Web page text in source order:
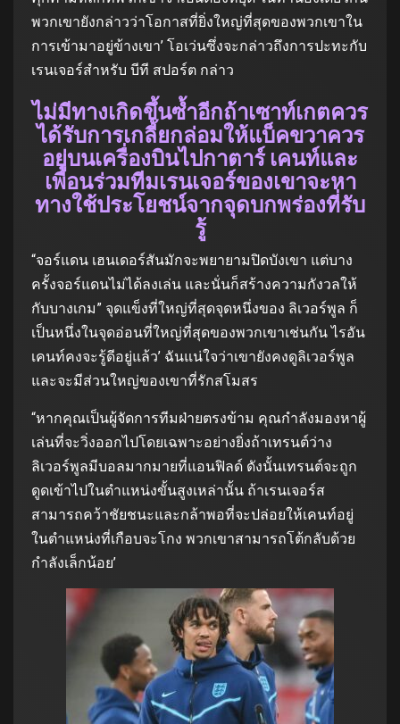
พวกเขายังกล่าวว่าโอกาสที่ยิ่งใหญ่ที่สุดของพวกเขาใน
การเข้ามาอยู่ข้างเขา’ โอเว่นซึ่งจะกล่าวถึงการปะทะกับ
เรนเจอร์สำหรับ บีที สปอร์ต กล่าว
ไม่มีทางเกิดขึ้นซ้ำอีกถ้าเซาท์เกตควร
ได้รับการเกลี้ยกล่อมให้แบ็คขวาควร
อยู่บนเครื่องบินไปกาตาร์ เคนท์และ
เพื่อนร่วมทีมเรนเจอร์ของเขาจะหา
ทางใช้ประโยชน์จากจุดบกพร่องที่รับ
รู้
“จอร์แดน เฮนเดอร์สันมักจะพยายามปิดบังเขา แต่บาง
ครั้งจอร์แดนไม่ได้ลงเล่น และนั่นก็สร้างความกังวลให้
กับบางเกม” จุดแข็งที่ใหญ่ที่สุดจุดหนึ่งของ ลิเวอร์พูล ก็
เป็นหนึ่งในจุดอ่อนที่ใหญ่ที่สุดของพวกเขาเช่นกัน ไรอัน
เคนท์คงจะรู้ดีอยู่แล้ว’ ฉันแน่ใจว่าเขายังคงดูลิเวอร์พูล
และจะมีส่วนใหญ่ของเขาที่รักสโมสร
“หากคุณเป็นผู้จัดการทีมฝ่ายตรงข้าม คุณกำลังมองหาผู้
เล่นที่จะวิ่งออกไปโดยเฉพาะอย่างยิ่งถ้าเทรนต์ว่าง
ลิเวอร์พูลมีบอลมากมายที่แอนฟิลด์ ดังนั้นเทรนต์จะถูก
ดูดเข้าไปในตำแหน่งขั้นสูงเหล่านั้น ถ้าเรนเจอร์ส
สามารถคว้าชัยชนะและกล้าพอที่จะปล่อยให้เคนท์อยู่
ในตำแหน่งที่เกือบจะโกง พวกเขาสามารถโต้กลับด้วย
กำลังเล็กน้อย’